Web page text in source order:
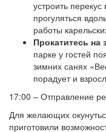
устроить
прогуляться
работы
Прокатитесь на
парке у гостей
зимних санях
порадует и
17:00 – Отправление
Для желающих
приготовили